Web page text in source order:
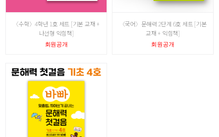
〈수학〉4학년 1호 세트 [기본 교재 +
나선형 익힘책]
회원공개
〈국어〉문해력 2단계 6호 세트 [기본
교재 + 익힘책]
회원공개